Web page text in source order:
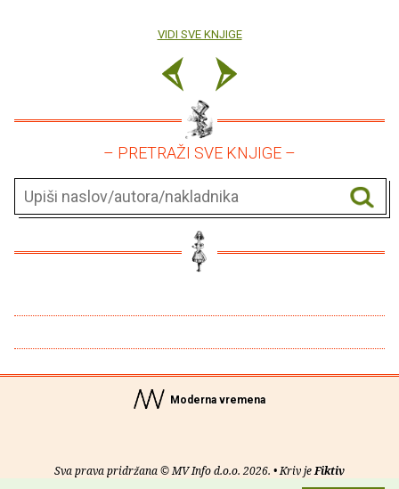
VIDI SVE KNJIGE
– PRETRAŽI SVE KNJIGE –
Moderna vremena
Sva prava pridržana © MV Info d.o.o. 2026. • Kriv jeFiktiv